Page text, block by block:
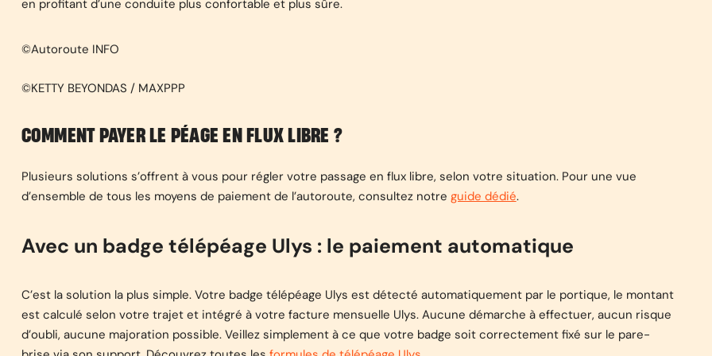
en profitant d’une conduite plus confortable et plus sûre.
©Autoroute INFO
©KETTY BEYONDAS / MAXPPP
COMMENT PAYER LE PÉAGE EN FLUX LIBRE ?
Plusieurs solutions s’offrent à vous pour régler votre passage en flux libre, selon votre situation. Pour une vue
d’ensemble de tous les moyens de paiement de l’autoroute, consultez notre guide dédié.
Avec un badge télépéage Ulys : le paiement automatique
C’est la solution la plus simple. Votre badge télépéage Ulys est détecté automatiquement par le portique, le montant
est calculé selon votre trajet et intégré à votre facture mensuelle Ulys. Aucune démarche à effectuer, aucun risque
d’oubli, aucune majoration possible. Veillez simplement à ce que votre badge soit correctement fixé sur le pare-